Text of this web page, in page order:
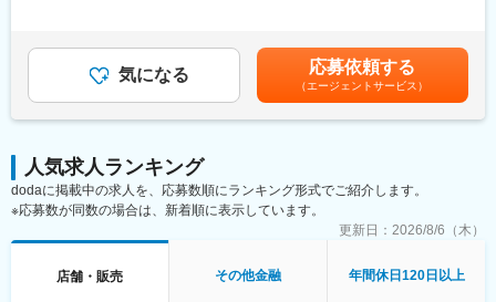
なく、シフトも調整しやすいためプライベートと両立できます。
■企業概要
国内有数の小売業グループの金融サービス事業を担う当社は、グ
ションを一手に担っています。第二創業期を迎えた今、スケール
の大きな市場で従業員一人ひとりが目指す分野で能力を活かしな
がら業務に取り組んでいます。
変更の範囲：会社の定める業務
小口案件から大型案件まで幅広く関われるため、金融・不動産双
方の知見を高めながらスキルアップできます。
的なスキルが身につけられるポジションです。
不動産評価から契約まで一貫して担当するため、お客様に寄り添
いながら最後まで支援できる点も大きな特徴です。
また、これらの業務を通じて、金融・不動産・税制度の知識を実
給：年1回（4月） 賞与：年2回（7月、12月） 【モデル年収例】
年収581万円 (入社2年目／20代／役職なし/賞与・諸手当込み／
業界未経験) 年収850万円 (入社5年目／20代／役職なし/賞与・諸
手当込み／業界未経験) ※30代管理職平均年収：1,261万円賃金は
ります。月給(月額)は固定手当を含めた表記です。
気になる 応募依頼する
（エージェントサービス）
人気求人ランキング
dodaに掲載中の求人を、応募数順にランキング形式でご紹介します。
※応募数が同数の場合は、新着順に表示しています。
更新日： 2026/8/6（木）
店舗・販売 その他金融 年間休日120日以上